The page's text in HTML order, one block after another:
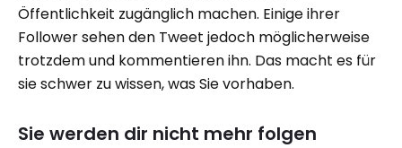
Öffentlichkeit zugänglich machen. Einige ihrer
Follower sehen den Tweet jedoch möglicherweise
trotzdem und kommentieren ihn. Das macht es für
sie schwer zu wissen, was Sie vorhaben.
Sie werden dir nicht mehr folgen